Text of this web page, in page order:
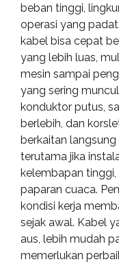
beban tinggi,
operasi yang
kabel bisa cepat
yang lebih luas,
mesin sampai
yang sering
konduktor putus,
berlebih, dan
berkaitan
terutama jika
kelembapan tinggi,
paparan cuaca.
kondisi kerja
sejak awal. Kabel
aus, lebih mudah
memerlukan